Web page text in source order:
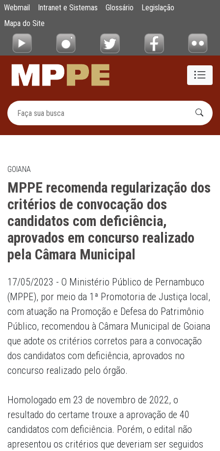
Pular para o Conteúdo principal
MPPE recomenda regularização dos
Webmail Intranet e Sistemas Glossário
Legislação
Mapa do Site
GOIANA
MPPE recomenda regularização dos
critérios de convocação dos
candidatos com deficiência,
aprovados em concurso realizado
pela Câmara Municipal
17/05/2023 - O Ministério Público de Pernambuco
(MPPE), por meio da 1ª Promotoria de Justiça local,
com atuação na Promoção e Defesa do Patrimônio
Público, recomendou à Câmara Municipal de Goiana
que adote os critérios corretos para a convocação
dos candidatos com deficiência, aprovados no
concurso realizado pelo órgão.
Homologado em 23 de novembro de 2022, o
resultado do certame trouxe a aprovação de 40
candidatos com deficiência. Porém, o edital não
apresentou os critérios que deveriam ser seguidos